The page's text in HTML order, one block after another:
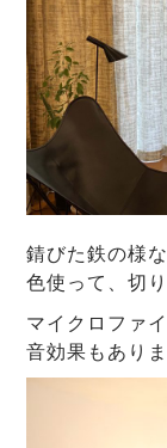
錆びた鉄の様
色使って、切
マイクロファ
音効果もありま